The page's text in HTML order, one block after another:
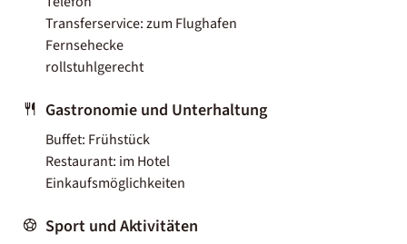
Transferservice: zum Flughafen
Fernsehecke
rollstuhlgerecht
Gastronomie und Unterhaltung
Buffet: Frühstück
Restaurant: im Hotel
Einkaufsmöglichkeiten
Sport und Aktivitäten